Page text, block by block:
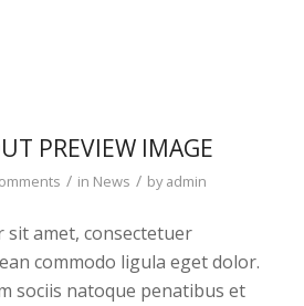
PREVIEW IMAGE
/ in News / byadmin
sit amet, consectetuer
commodo ligula eget dolor.
sociis natoque penatibus et